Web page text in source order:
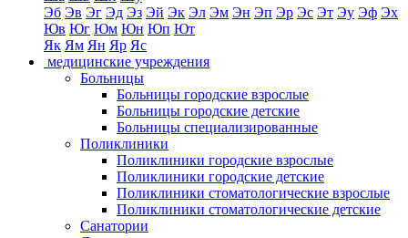
Эб Эв Эг Эд Эз Эй Эк Эл Эм Эн Эп Эр Эс Эт Эу Эф Эх
Юв Юг Юм Юн Юп Ют
Як Ям Ян Яр Яс
медицинские учреждения
Больницы
Больницы городские взрослые
Больницы городские детские
Больницы специализированные
Поликлиники
Поликлиники городские взрослые
Поликлиники городские детские
Поликлиники стоматологические взрослые
Поликлиники стоматологические детские
Санатории